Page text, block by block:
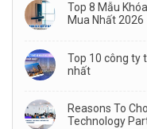
Top 8 Mẫu
Mua Nhất 2026
Top 10 công ty
nhất
Reasons To
Technology